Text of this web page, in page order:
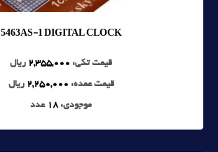
5463AS-1 DIGITAL CLOCK
قیمت تکی: 2,355,000 ریال
قیمت عمده: 2,250,000 ریال
موجودی: 18 عدد